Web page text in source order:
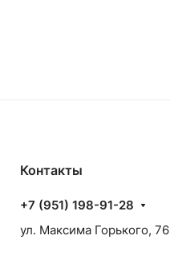
Контакты
+7 (951) 198-91-28
ул. Максима Горького, 76